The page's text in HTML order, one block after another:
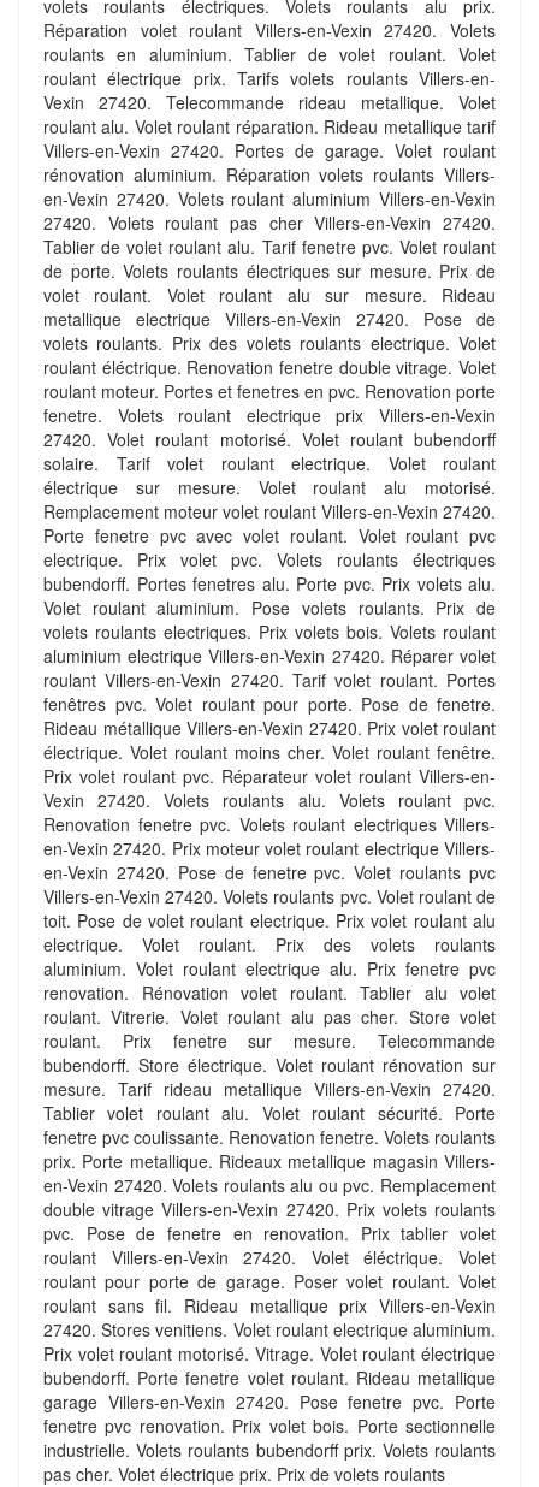
volets roulants électriques. Volets roulants alu prix.
Réparation volet roulant Villers-en-Vexin 27420. Volets
roulants en aluminium. Tablier de volet roulant. Volet
roulant électrique prix. Tarifs volets roulants Villers-en-
Vexin 27420. Telecommande rideau metallique. Volet
roulant alu. Volet roulant réparation. Rideau metallique tarif
Villers-en-Vexin 27420. Portes de garage. Volet roulant
rénovation aluminium. Réparation volets roulants Villers-
en-Vexin 27420. Volets roulant aluminium Villers-en-Vexin
27420. Volets roulant pas cher Villers-en-Vexin 27420.
Tablier de volet roulant alu. Tarif fenetre pvc. Volet roulant
de porte. Volets roulants électriques sur mesure. Prix de
volet roulant. Volet roulant alu sur mesure. Rideau
metallique electrique Villers-en-Vexin 27420. Pose de
volets roulants. Prix des volets roulants electrique. Volet
roulant éléctrique. Renovation fenetre double vitrage. Volet
roulant moteur. Portes et fenetres en pvc. Renovation porte
fenetre. Volets roulant electrique prix Villers-en-Vexin
27420. Volet roulant motorisé. Volet roulant bubendorff
solaire. Tarif volet roulant electrique. Volet roulant
électrique sur mesure. Volet roulant alu motorisé.
Remplacement moteur volet roulant Villers-en-Vexin 27420.
Porte fenetre pvc avec volet roulant. Volet roulant pvc
electrique. Prix volet pvc. Volets roulants électriques
bubendorff. Portes fenetres alu. Porte pvc. Prix volets alu.
Volet roulant aluminium. Pose volets roulants. Prix de
volets roulants electriques. Prix volets bois. Volets roulant
aluminium electrique Villers-en-Vexin 27420. Réparer volet
roulant Villers-en-Vexin 27420. Tarif volet roulant. Portes
fenêtres pvc. Volet roulant pour porte. Pose de fenetre.
Rideau métallique Villers-en-Vexin 27420. Prix volet roulant
électrique. Volet roulant moins cher. Volet roulant fenêtre.
Prix volet roulant pvc. Réparateur volet roulant Villers-en-
Vexin 27420. Volets roulants alu. Volets roulant pvc.
Renovation fenetre pvc. Volets roulant electriques Villers-
en-Vexin 27420. Prix moteur volet roulant electrique Villers-
en-Vexin 27420. Pose de fenetre pvc. Volet roulants pvc
Villers-en-Vexin 27420. Volets roulants pvc. Volet roulant de
toit. Pose de volet roulant electrique. Prix volet roulant alu
electrique. Volet roulant. Prix des volets roulants
aluminium. Volet roulant electrique alu. Prix fenetre pvc
renovation. Rénovation volet roulant. Tablier alu volet
roulant. Vitrerie. Volet roulant alu pas cher. Store volet
roulant. Prix fenetre sur mesure. Telecommande
bubendorff. Store électrique. Volet roulant rénovation sur
mesure. Tarif rideau metallique Villers-en-Vexin 27420.
Tablier volet roulant alu. Volet roulant sécurité. Porte
fenetre pvc coulissante. Renovation fenetre. Volets roulants
prix. Porte metallique. Rideaux metallique magasin Villers-
en-Vexin 27420. Volets roulants alu ou pvc. Remplacement
double vitrage Villers-en-Vexin 27420. Prix volets roulants
pvc. Pose de fenetre en renovation. Prix tablier volet
roulant Villers-en-Vexin 27420. Volet éléctrique. Volet
roulant pour porte de garage. Poser volet roulant. Volet
roulant sans fil. Rideau metallique prix Villers-en-Vexin
27420. Stores venitiens. Volet roulant electrique aluminium.
Prix volet roulant motorisé. Vitrage. Volet roulant électrique
bubendorff. Porte fenetre volet roulant. Rideau metallique
garage Villers-en-Vexin 27420. Pose fenetre pvc. Porte
fenetre pvc renovation. Prix volet bois. Porte sectionnelle
industrielle. Volets roulants bubendorff prix. Volets roulants
pas cher. Volet électrique prix. Prix de volets roulants